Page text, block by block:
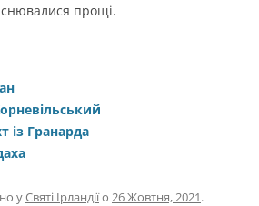
прощі.
із Гранарда
уСвяті Ірландіїо 26 Жовтня, 2021.